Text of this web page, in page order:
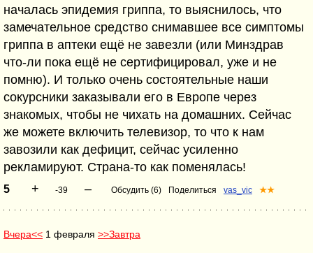
началась эпидемия гриппа, то выяснилось, что
замечательное средство снимавшее все симптомы
гриппа в аптеки ещё не завезли (или Минздрав
что-ли пока ещё не сертифицировал, уже и не
помню). И только очень состоятельные наши
сокурсники заказывали его в Европе через
знакомых, чтобы не чихать на домашних. Сейчас
же можете включить телевизор, то что к нам
завозили как дефицит, сейчас усиленно
рекламируют. Страна-то как поменялась!
5 + -39 – Обсудить (6) Поделиться vas_vic ★★
Вчера<< 1 февраля >>Завтра